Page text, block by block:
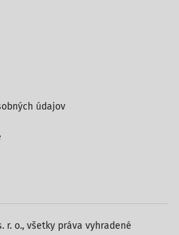
r. o., všetky práva vyhradené
údajov